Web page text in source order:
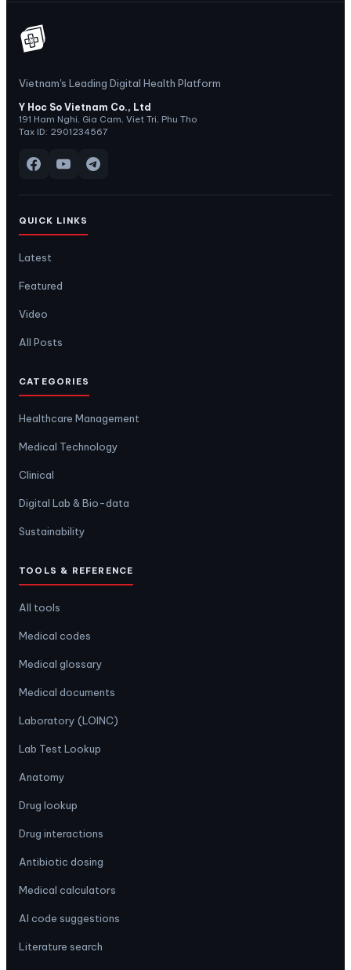
Vietnam's Leading Digital Health Platform
Y Hoc So Vietnam Co., Ltd
191 Ham Nghi, Gia Cam, Viet Tri, Phu Tho
Tax ID: 2901234567
QUICK LINKS
Latest
Featured
Video
All Posts
CATEGORIES
Healthcare Management
Medical Technology
Clinical
Digital Lab & Bio-data
Sustainability
TOOLS & REFERENCE
All tools
Medical codes
Medical glossary
Medical documents
Laboratory (LOINC)
Lab Test Lookup
Anatomy
Drug lookup
Drug interactions
Antibiotic dosing
Medical calculators
AI code suggestions
Literature search